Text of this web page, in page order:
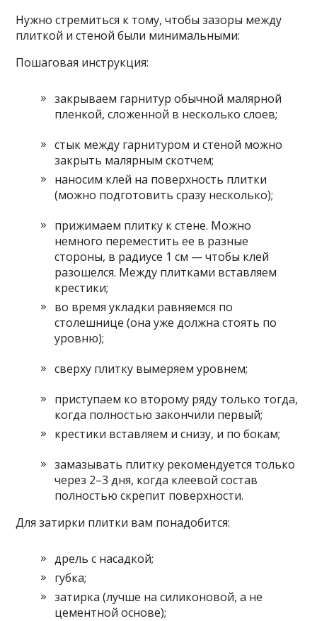
Нужно стремиться к тому, чтобы зазоры между
плиткой и стеной были минимальными:
Пошаговая инструкция:
закрываем гарнитур обычной малярной
пленкой, сложенной в несколько слоев;
стык между гарнитуром и стеной можно
закрыть малярным скотчем;
наносим клей на поверхность плитки
(можно подготовить сразу несколько);
прижимаем плитку к стене. Можно
немного переместить ее в разные
стороны, в радиусе 1 см — чтобы клей
разошелся. Между плитками вставляем
крестики;
во время укладки равняемся по
столешнице (она уже должна стоять по
уровню);
сверху плитку вымеряем уровнем;
приступаем ко второму ряду только тогда,
когда полностью закончили первый;
крестики вставляем и снизу, и по бокам;
замазывать плитку рекомендуется только
через 2–3 дня, когда клеевой состав
полностью скрепит поверхности.
Для затирки плитки вам понадобится:
дрель с насадкой;
губка;
затирка (лучше на силиконовой, а не
цементной основе);